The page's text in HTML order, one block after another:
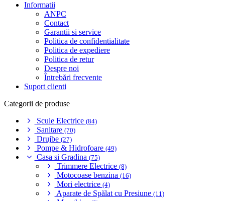
Informatii
ANPC
Contact
Garantii si service
Politica de confidentialitate
Politica de expediere
Politica de retur
Despre noi
Întrebări frecvente
Suport clienti
Categorii de produse
Scule Electrice (84)
Sanitare (70)
Drujbe (27)
Pompe & Hidrofoare (49)
Casa si Gradina (75)
Trimmere Electrice (8)
Motocoase benzina (16)
Mori electrice (4)
Aparate de Spălat cu Presiune (11)